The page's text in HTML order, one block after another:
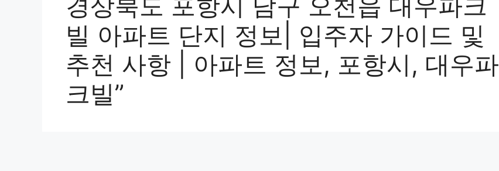
빌 아파트 단지 정보| 입주자 가이드 및
추천 사항 | 아파트 정보, 포항시, 대우파
크빌”